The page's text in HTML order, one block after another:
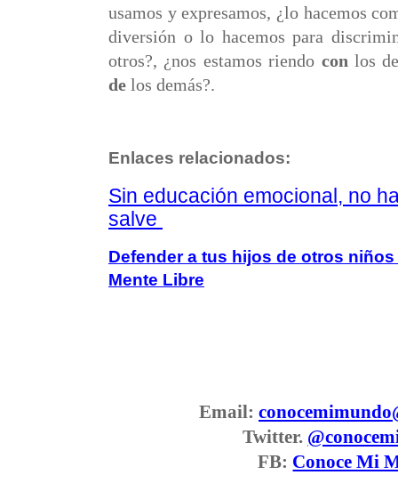
usamos y expresamos, ¿lo hacemos
diversión o lo hacemos para
otros?, ¿nos estamos riendo conlos
de los demás?.
Enlaces relacionados:
Sin educación emocional, no
salve
Defender a tus hijos de otros
Mente Libre
Email:
Twitter.
FB: Conoce Mi